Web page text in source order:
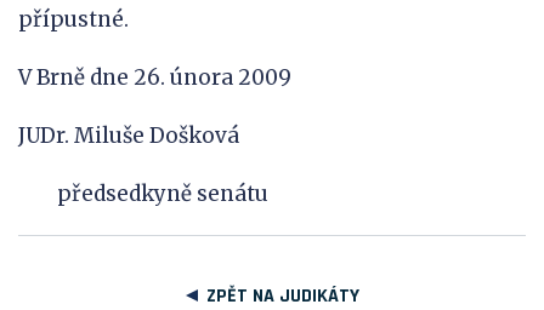
přípustné.
V Brně dne 26. února 2009
JUDr. Miluše Došková
předsedkyně senátu
ZPĚT NA JUDIKÁTY